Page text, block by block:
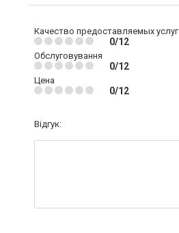
Качество предоставляемых услуг
0/12
Обслуговування
0/12
Цена
0/12
Відгук: